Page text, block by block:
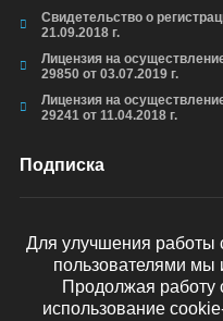
Свидетельство о
21.09.2018 г.
Лицензия на
29850 от 03.07.2019 г.
Лицензия на
29241 от 11.04.2018 г.
Подписка
Для улучшения работы
пользователями мы
Продолжая работу
использование